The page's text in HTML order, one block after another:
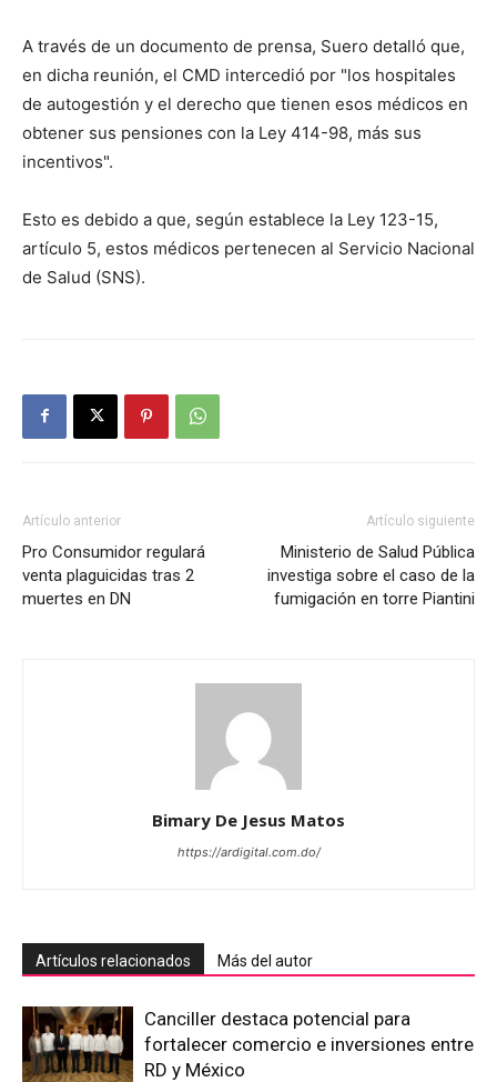
A través de un documento de prensa, Suero detalló que,
en dicha reunión, el CMD intercedió por "los hospitales
de autogestión y el derecho que tienen esos médicos en
obtener sus pensiones con la Ley 414-98, más sus
incentivos".
Esto es debido a que, según establece la Ley 123-15,
artículo 5, estos médicos pertenecen al Servicio Nacional
de Salud (SNS).
Artículo anterior
Pro Consumidor regulará
venta plaguicidas tras 2
muertes en DN
Artículo siguiente
Ministerio de Salud Pública
investiga sobre el caso de la
fumigación en torre Piantini
Bimary De Jesus Matos
https://ardigital.com.do/
Artículos relacionados Más del autor
Canciller destaca potencial para
fortalecer comercio e inversiones entre
RD y México